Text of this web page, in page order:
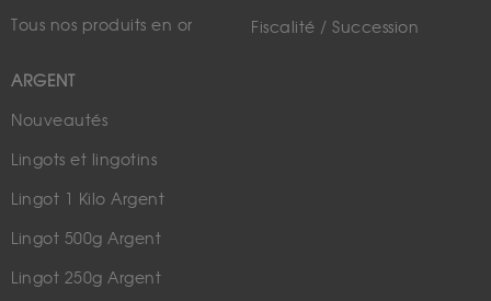
Tous nos produits en or
ARGENT
Nouveautés
Lingots et lingotins
Lingot 1 Kilo Argent
Lingot 500g Argent
Lingot 250g Argent
Fiscalité / Succession